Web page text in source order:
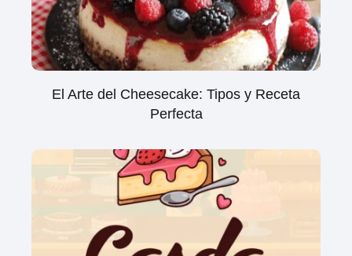
El Arte del Cheesecake: Tipos y Receta
Perfecta